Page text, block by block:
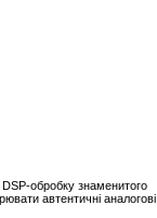
обробку знаменитого
автентичні аналогові